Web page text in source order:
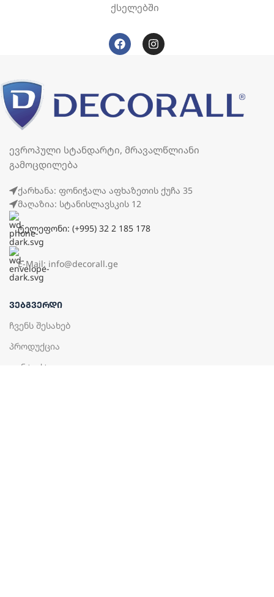
ქსელებში
ევროპული სტანდარტი, მრავალწლიანი
გამოცდილება
ქარხანა: ფონიჭალა აფხაზეთის ქუჩა 35
მაღაზია: სტანისლავსკის 12
ტელეფონი: (+995) 32 2 185 178
E-Mail: info@decorall.ge
ᲕᲔᲑᲒᲕᲔᲠᲓᲘ
ჩვენს შესახებ
პროდუქცია
კონტაქტი